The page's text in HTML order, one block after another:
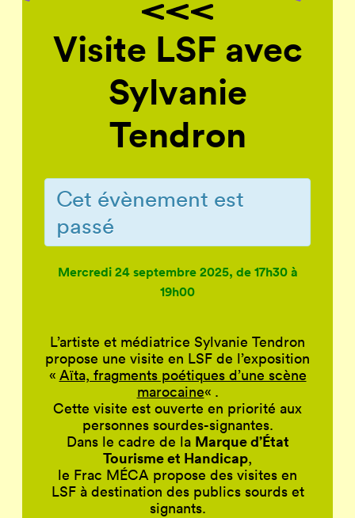
Visite LSF avec
Sylvanie
Tendron
Cet évènement est
passé
Mercredi 24 septembre 2025, de 17h30 à
19h00
L’artiste et médiatrice Sylvanie Tendron
propose une visite en LSF de l’exposition
« Aïta, fragments poétiques d’une scène
marocaine« .
Cette visite est ouverte en priorité aux
personnes sourdes-signantes.
Dans le cadre de la Marque d’État
Tourisme et Handicap,
le Frac MÉCA propose des visites en
LSF à destination des publics sourds et
signants.